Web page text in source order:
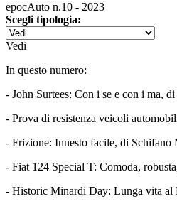
epocAuto n.10 - 2023
Scegli tipologia:
Vedi
In questo numero:
- John Surtees: Con i se e con i ma,
- Prova di resistenza veicoli
- Frizione: Innesto facile, di Schifano
- Fiat 124 Special T: Comoda,
- Historic Minardi Day: Lunga vita